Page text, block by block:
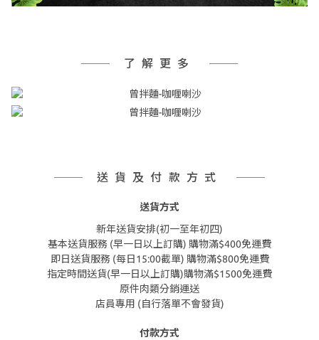
了解更多
送貨及付款方式
送貨方式
新年送貨安排(初一至年初四)
基本送貨服務 (早一日以上訂購) 購物滿$400免運費
即日送貨服務 (每日15:00截單) 購物滿$800免運費
指定時間送貨(早一日以上訂購)購物滿$1500免運費
原件肉類分銷運送
店員專用 (自行落單不會發貨)
付款方式